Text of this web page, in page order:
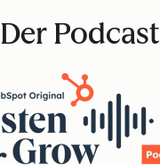
Der Podcast